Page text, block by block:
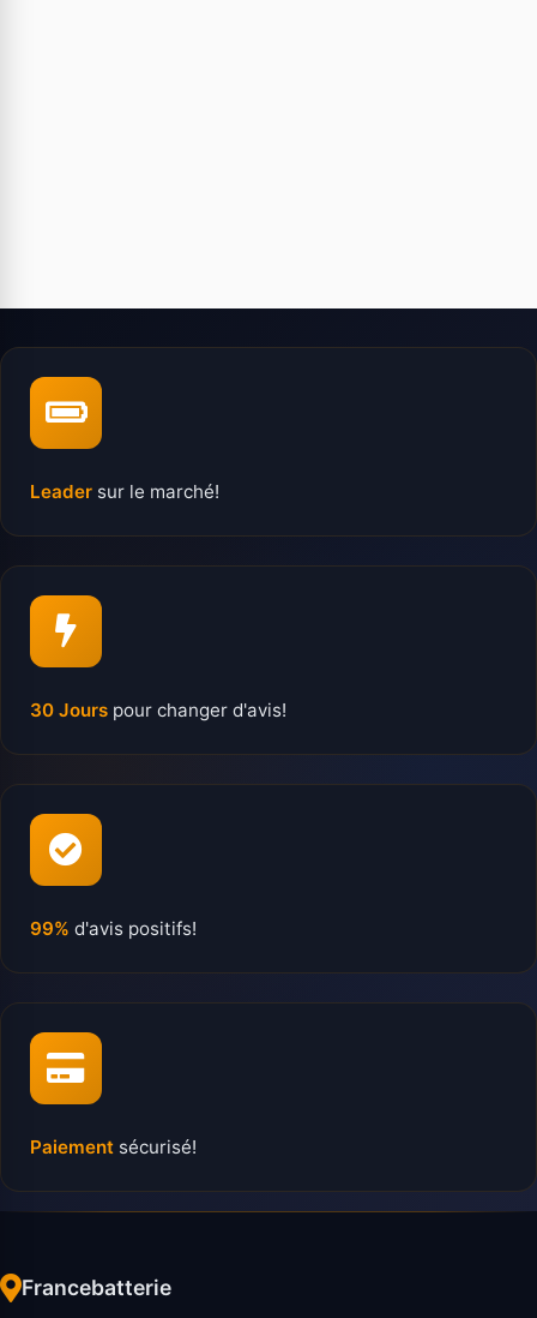
Leader sur le marché!
30 Jours pour changer d'avis!
99% d'avis positifs!
Paiement sécurisé!
Francebatterie